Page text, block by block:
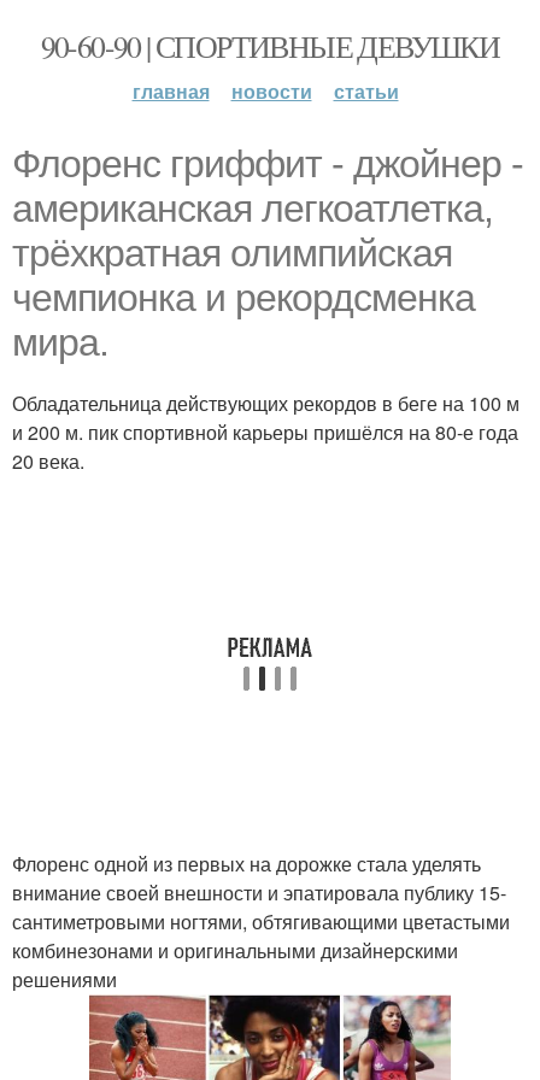
90-60-90 | СПОРТИВНЫЕ ДЕВУШКИ
главная новости статьи
Флоренс гриффит - джойнер -
американская легкоатлетка,
трёхкратная олимпийская
чемпионка и рекордсменка
мира.
Обладательница действующих рекордов в беге на 100 м
и 200 м. пик спортивной карьеры пришёлся на 80-е года
20 века.
Флоренс одной из первых на дорожке стала уделять
внимание своей внешности и эпатировала публику 15-
сантиметровыми ногтями, обтягивающими цветастыми
комбинезонами и оригинальными дизайнерскими
решениями